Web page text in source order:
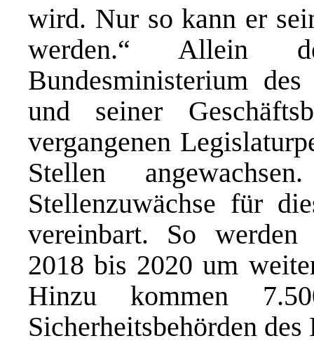
wird. Nur so kann er
werden.“ Allein
Bundesministerium
und seiner
vergangenen
Stellen
Stellenzuwächse für
vereinbart. So werden
2018 bis 2020 um
Hinzu kommen
Sicherheitsbehörden des